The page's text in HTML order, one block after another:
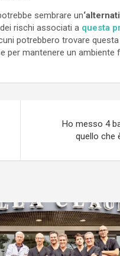
sembrare un
rischi associati a questa
potrebbero trovare
per mantenere un ambiente
Ho messo 4
quello che